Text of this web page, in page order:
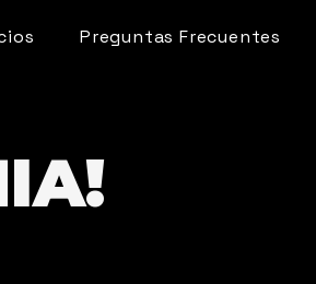
Preguntas Frecuentes